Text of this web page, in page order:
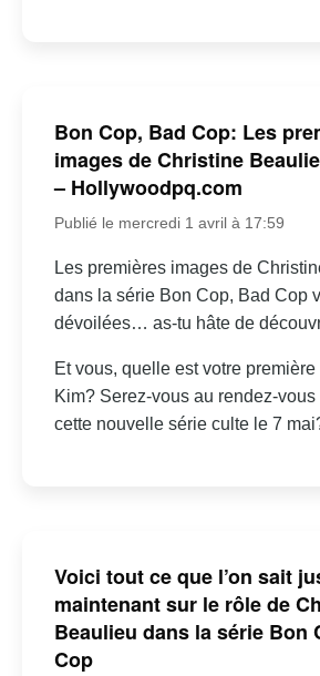
Bon Cop, Bad Cop: Les
images de Christine
– Hollywoodpq.com
Publié le mercredi 1 avril à 17:59
Les premières images de
dans la série Bon Cop, Bad Cop
dévoilées… as-tu hâte de
Et vous, quelle est votre
Kim? Serez-vous au rendez-
cette nouvelle série culte le 7
Voici tout ce que l’on sait
maintenant sur le rôle de
Beaulieu dans la série Bon
Cop